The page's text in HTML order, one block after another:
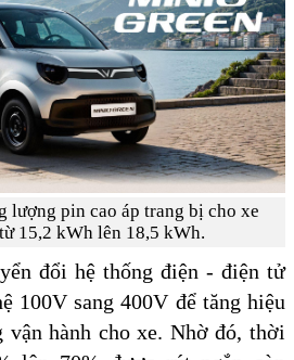
lượng pin cao áp trang bị cho xe
15,2 kWh lên 18,5 kWh.
đổi hệ thống điện - điện tử
100V sang 400V để tăng hiệu
vận hành cho xe. Nhờ đó, thời